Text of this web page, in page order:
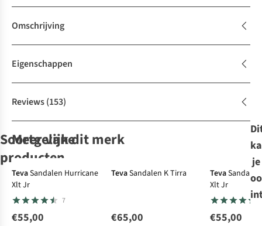
Omschrijving
Eigenschappen
Reviews(153)
Soortgelijke
producten
-70%
Sandalen
Seacamp II Cnx
Children
Meer van dit merk
TevaSandalen Hurricane
Xlt Jr
7
€55,00
TevaSandalen K Tirra
€65,00
Teva
Xlt Jr
€55,00
je